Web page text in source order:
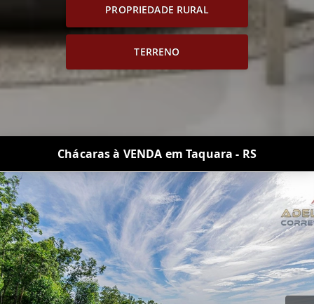
PROPRIEDADE RURAL
TERRENO
Chácaras à VENDA em Taquara - RS